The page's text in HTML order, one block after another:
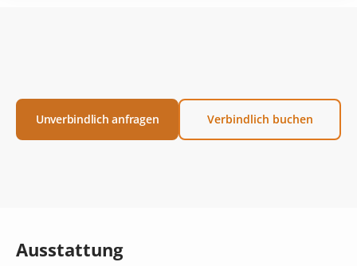
Unverbindlich anfragen Verbindlich buchen
Ausstattung